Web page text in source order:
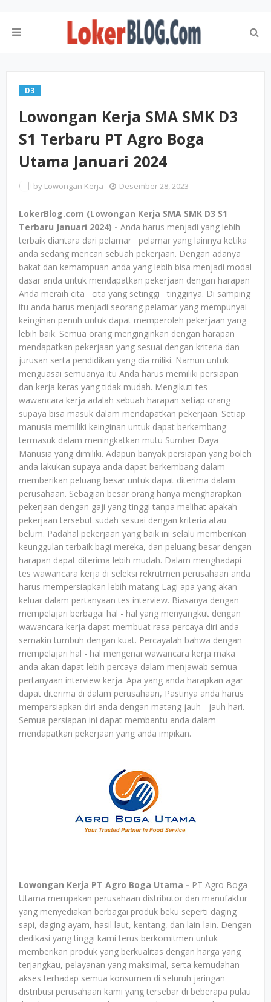
D3
Lowongan Kerja SMA SMK D3
S1 Terbaru PT Agro Boga
Utama Januari 2024
by Lowongan Kerja Desember 28, 2023
LokerBlog.com (Lowongan Kerja SMA SMK D3 S1
Terbaru Januari 2024) - Anda harus menjadi yang lebih
terbaik diantara dari pelamar pelamar yang lainnya ketika
anda sedang mencari sebuah pekerjaan. Dengan adanya
bakat dan kemampuan anda yang lebih bisa menjadi modal
dasar anda untuk mendapatkan pekerjaan dengan harapan
Anda meraih cita cita yang setinggi tingginya. Di samping
itu anda harus menjadi seorang pelamar yang mempunyai
keinginan penuh untuk dapat memperoleh pekerjaan yang
lebih baik. Semua orang menginginkan dengan harapan
mendapatkan pekerjaan yang sesuai dengan kriteria dan
jurusan serta pendidikan yang dia miliki. Namun untuk
menguasai semuanya itu Anda harus memiliki persiapan
dan kerja keras yang tidak mudah. Mengikuti tes
wawancara kerja adalah sebuah harapan setiap orang
supaya bisa masuk dalam mendapatkan pekerjaan. Setiap
manusia memiliki keinginan untuk dapat berkembang
termasuk dalam meningkatkan mutu Sumber Daya
Manusia yang dimiliki. Adapun banyak persiapan yang boleh
anda lakukan supaya anda dapat berkembang dalam
memberikan peluang besar untuk dapat diterima dalam
perusahaan. Sebagian besar orang hanya mengharapkan
pekerjaan dengan gaji yang tinggi tanpa melihat apakah
pekerjaan tersebut sudah sesuai dengan kriteria atau
belum. Padahal pekerjaan yang baik ini selalu memberikan
keunggulan terbaik bagi mereka, dan peluang besar dengan
harapan dapat diterima lebih mudah. Dalam menghadapi
tes wawancara kerja di seleksi rekrutmen perusahaan anda
harus mempersiapkan lebih matang Lagi apa yang akan
keluar dalam pertanyaan tes interview. Biasanya dengan
mempelajari berbagai hal - hal yang menyangkut dengan
wawancara kerja dapat membuat rasa percaya diri anda
semakin tumbuh dengan kuat. Percayalah bahwa dengan
mempelajari hal - hal mengenai wawancara kerja maka
anda akan dapat lebih percaya dalam menjawab semua
pertanyaan interview kerja. Apa yang anda harapkan agar
dapat diterima di dalam perusahaan, Pastinya anda harus
mempersiapkan diri anda dengan matang jauh - jauh hari.
Semua persiapan ini dapat membantu anda dalam
mendapatkan pekerjaan yang anda impikan.
Lowongan Kerja PT Agro Boga Utama - PT Agro Boga
Utama merupakan perusahaan distributor dan manufaktur
yang menyediakan berbagai produk beku seperti daging
sapi, daging ayam, hasil laut, kentang, dan lain-lain. Dengan
dedikasi yang tinggi kami terus berkomitmen untuk
memberikan produk yang berkualitas dengan harga yang
terjangkau, pelayanan yang maksimal, serta kemudahan
akses terhadap semua konsumen di seluruh jaringan
distribusi perusahaan kami yang tersebar di beberapa pulau